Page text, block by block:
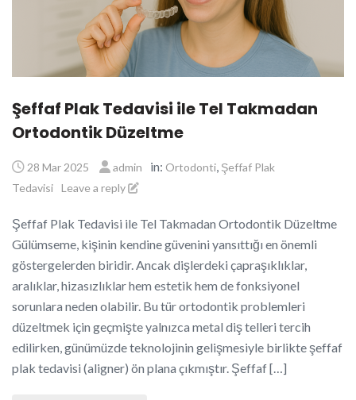
Şeffaf Plak Tedavisi ile Tel Takmadan
Ortodontik Düzeltme
28 Mar 2025 admin in: Ortodonti, Şeffaf Plak
Tedavisi Leave a reply
Şeffaf Plak Tedavisi ile Tel Takmadan Ortodontik Düzeltme
Gülümseme, kişinin kendine güvenini yansıttığı en önemli
göstergelerden biridir. Ancak dişlerdeki çapraşıklıklar,
aralıklar, hizasızlıklar hem estetik hem de fonksiyonel
sorunlara neden olabilir. Bu tür ortodontik problemleri
düzeltmek için geçmişte yalnızca metal diş telleri tercih
edilirken, günümüzde teknolojinin gelişmesiyle birlikte şeffaf
plak tedavisi (aligner) ön plana çıkmıştır. Şeffaf […]